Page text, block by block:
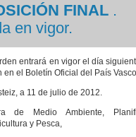
FINAL .
en vigor.
entrará en vigor el día
en el Boletín Oficial del País Vasco.
a 11 de julio de 2012.
de Medio Ambiente,
y Pesca,